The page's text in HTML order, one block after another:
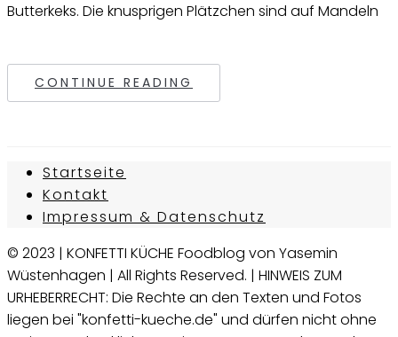
Butterkeks. Die knusprigen Plätzchen sind auf Mandeln
CONTINUE READING
Startseite
Kontakt
Impressum & Datenschutz
© 2023 | KONFETTI KÜCHE Foodblog von Yasemin
Wüstenhagen | All Rights Reserved. | HINWEIS ZUM
URHEBERRECHT: Die Rechte an den Texten und Fotos
liegen bei "konfetti-kueche.de" und dürfen nicht ohne